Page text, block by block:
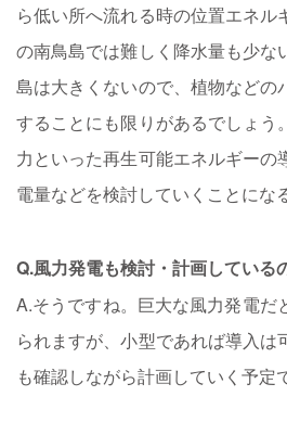
ら低い所へ流れる時の位置エネル
の南鳥島では難しく降水量も少な
島は大きくないので、植物などの
することにも限りがあるでしょう
力といった再生可能エネルギーの
電量などを検討していくことにな
Q.風力発電も検討・計画している
A.そうですね。巨大な風力発電だ
られますが、小型であれば導入は
も確認しながら計画していく予定